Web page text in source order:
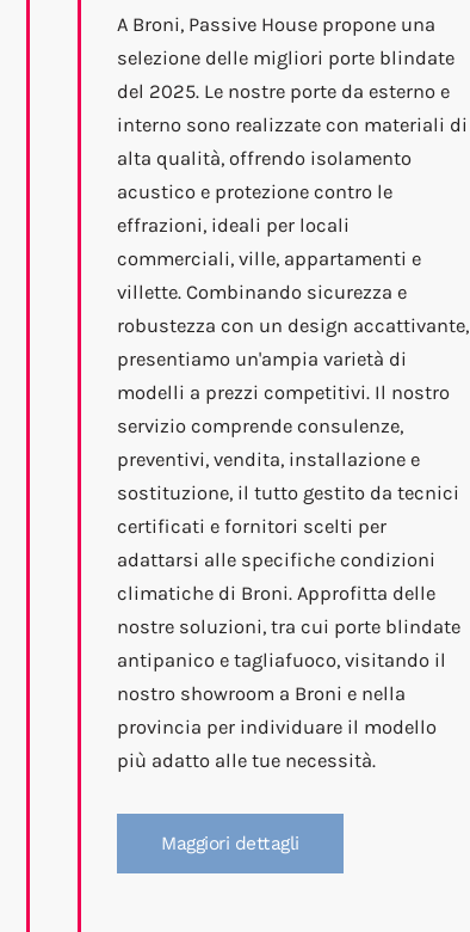
A Broni, Passive House propone una
selezione delle migliori porte blindate
del 2025. Le nostre porte da esterno e
interno sono realizzate con materiali di
alta qualità, offrendo isolamento
acustico e protezione contro le
effrazioni, ideali per locali
commerciali, ville, appartamenti e
villette. Combinando sicurezza e
robustezza con un design accattivante,
presentiamo un'ampia varietà di
modelli a prezzi competitivi. Il nostro
servizio comprende consulenze,
preventivi, vendita, installazione e
sostituzione, il tutto gestito da tecnici
certificati e fornitori scelti per
adattarsi alle specifiche condizioni
climatiche di Broni. Approfitta delle
nostre soluzioni, tra cui porte blindate
antipanico e tagliafuoco, visitando il
nostro showroom a Broni e nella
provincia per individuare il modello
più adatto alle tue necessità.
Maggiori dettagli